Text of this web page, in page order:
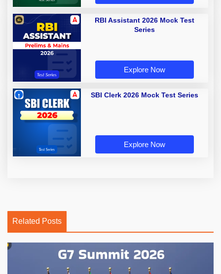
RBI Assistant 2026 Mock Test
Series
Explore Now
SBI Clerk 2026 Mock Test Series
Explore Now
Related Posts